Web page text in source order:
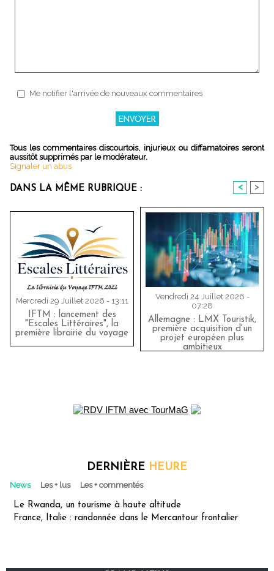
Me notifier l'arrivée de nouveaux commentaires
Tous les commentaires discourtois, injurieux ou diffamatoires seront
aussitôt supprimés par le modérateur.
Signaler un abus
DANS LA MÊME RUBRIQUE : < >
Mercredi 29 Juillet 2026 - 13:11
IFTM : lancement des
"Escales Littéraires", la
première librairie du voyage
Vendredi 24 Juillet 2026 -
07:28
Allemagne : LMX Touristik,
première acquisition d'un
projet européen plus
ambitieux
DERNIÈRE HEURE
News Les + lus Les + commentés
Le Rwanda, un tourisme à haute altitude
France, Italie : randonnée dans le Mercantour frontalier